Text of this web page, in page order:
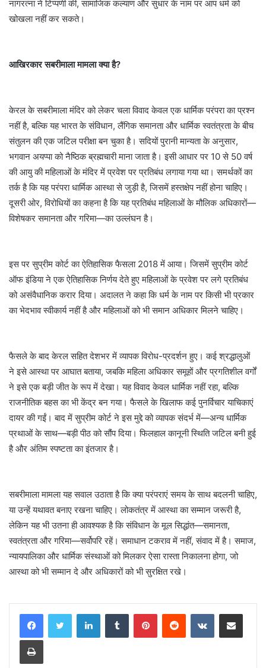
नागरत्ना ने टिप्पणी की, सामाजिक कल्याण और सुधार के नाम पर आप धर्म को
खोखला नहीं कर सकते।
आखिरकार सबरीमाला मामला क्या है?
केरल के सबरीमाला मंदिर को लेकर चला विवाद केवल एक धार्मिक परंपरा का प्रश्न
नहीं है, बल्कि यह भारत के संविधान, लैंगिक समानता और धार्मिक स्वतंत्रता के बीच
संतुलन की एक जटिल परीक्षा बन चुका है। सदियों पुरानी मान्यता के अनुसार,
भगवान अयप्पा को नैष्ठिक ब्रह्मचारी माना जाता है। इसी आधार पर 10 से 50 वर्ष
की आयु की महिलाओं के मंदिर में प्रवेश पर प्रतिबंध लगाया गया था। समर्थकों का
तर्क है कि यह परंपरा धार्मिक आस्था से जुड़ी है, जिसमें हस्तक्षेप नहीं होना चाहिए।
दूसरी ओर, विरोधियों का कहना है कि यह प्रतिबंध महिलाओं के मौलिक अधिकारों—
विशेषकर समानता और गरिमा—का उल्लंघन है।
इस पर सुप्रीम कोर्ट का ऐतिहासिक फैसला 2018 में आया। जिसमें सुप्रीम कोर्ट
ऑफ इंडिया ने एक ऐतिहासिक निर्णय देते हुए महिलाओं के प्रवेश पर लगे प्रतिबंध
को असंवैधानिक करार दिया। अदालत ने कहा कि धर्म के नाम पर किसी भी प्रकार
का भेदभाव स्वीकार्य नहीं है और महिलाओं को भी समान अधिकार मिलने चाहिए।
फैसले के बाद केरल सहित देशभर में व्यापक विरोध-प्रदर्शन हुए। कई श्रद्धालुओं
ने इसे आस्था पर आघात बताया, जबकि महिला अधिकार समूहों और प्रगतिशील वर्गों
ने इसे एक बड़ी जीत के रूप में देखा। यह विवाद केवल धार्मिक नहीं रहा, बल्कि
राजनीतिक बहस का भी केंद्र बन गया। फैसले के खिलाफ कई पुनर्विचार याचिकाएं
दायर की गईं। बाद में सुप्रीम कोर्ट ने इस मुद्दे को व्यापक संदर्भ में—अन्य धार्मिक
प्रथाओं के साथ—बड़ी पीठ को सौंप दिया। फिलहाल कानूनी स्थिति जटिल बनी हुई
है और अंतिम स्पष्टता का इंतजार है।
सबरीमाला मामला यह सवाल उठाता है कि क्या परंपराएं समय के साथ बदलनी चाहिए,
या उन्हें यथावत बनाए रखना चाहिए। लोकतंत्र में आस्था का सम्मान जरूरी है,
लेकिन यह भी उतना ही आवश्यक है कि संविधान के मूल सिद्धांत—समानता,
स्वतंत्रता और गरिमा—सर्वोपरि रहें। समाधान टकराव में नहीं, संवाद में है। समाज,
न्यायपालिका और धार्मिक संस्थाओं को मिलकर ऐसा रास्ता निकालना होगा, जो
आस्था को भी सम्मान दे और अधिकारों को भी सुरक्षित रखे।
LinkedInTumblr PinterestReddit VKontakteShare via Email
Print